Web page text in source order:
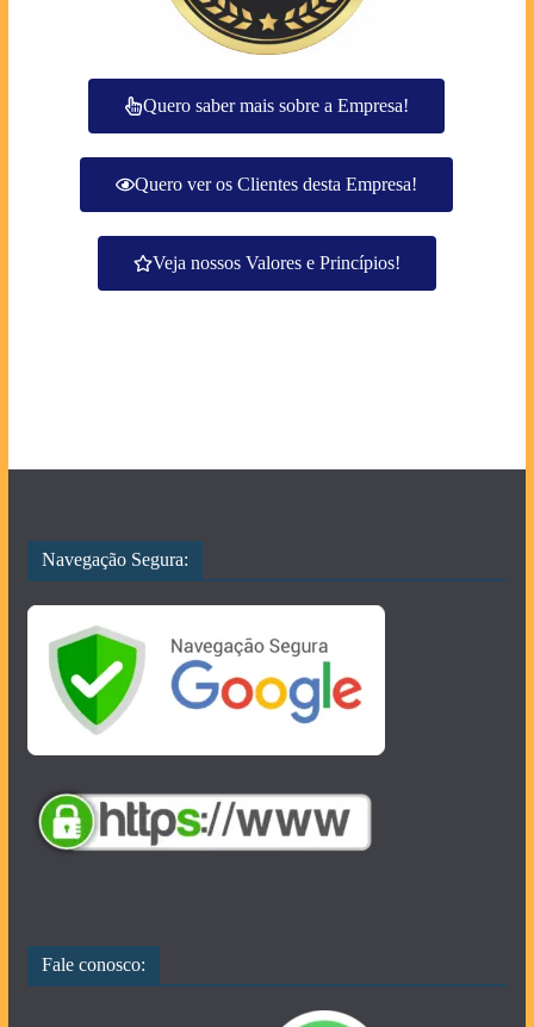
Quero saber mais sobre a Empresa!
Quero ver os Clientes desta Empresa!
Veja nossos Valores e Princípios!
Navegação Segura:
Fale conosco: